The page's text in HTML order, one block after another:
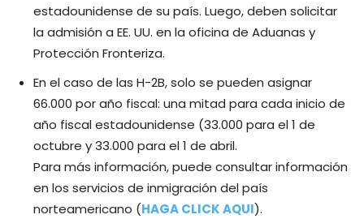
estadounidense de su país. Luego, deben solicitar
la admisión a EE. UU. en la oficina de Aduanas y
Protección Fronteriza.
En el caso de las H-2B, solo se pueden asignar
66.000 por año fiscal: una mitad para cada inicio de
año fiscal estadounidense (33.000 para el 1 de
octubre y 33.000 para el 1 de abril.
Para más información, puede consultar información
en los servicios de inmigración del país
norteamericano (HAGA CLICK AQUI).